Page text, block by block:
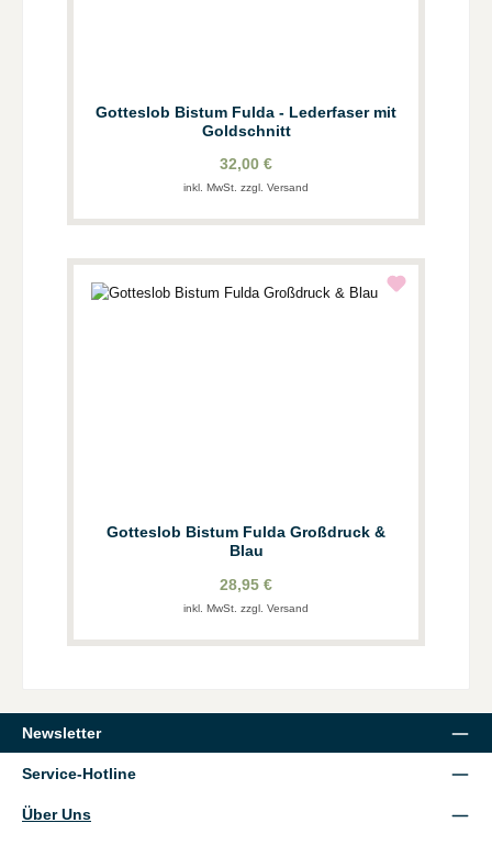
Gotteslob Bistum Fulda - Lederfaser mit
Goldschnitt
32,00 €
inkl. MwSt. zzgl. Versand
Gotteslob Bistum Fulda Großdruck &
Blau
28,95 €
inkl. MwSt. zzgl. Versand
Newsletter
Service-Hotline
Über Uns